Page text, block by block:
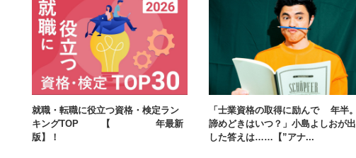
就職・転職に役立つ資格・検定ラン
キングTOP30【2026年最新
版】！
「士業資格の取得に励んで3年半。
諦めどきはいつ？」小島よしおが出
した答えは……【”アナ...